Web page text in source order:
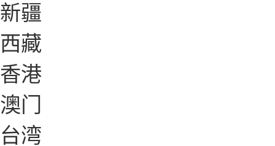
新疆
西藏
香港
澳门
台湾